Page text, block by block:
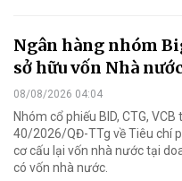
Ngân hàng nhóm
sở hữu vốn Nhà nước
08/08/2026 04:04
Nhóm cổ phiếu BID, CTG,
40/2026/QĐ-TTg về Tiêu chí
cơ cấu lại vốn nhà nước tại
có vốn nhà nước.